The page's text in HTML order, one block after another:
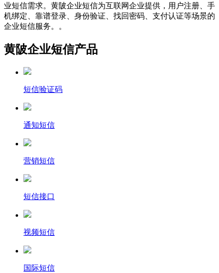
业短信需求。黄陂企业短信为互联网企业提供，用户注册、手
机绑定、靠谱登录、身份验证、找回密码、支付认证等场景的
企业短信服务。。
黄陂企业短信产品
短信验证码
通知短信
营销短信
短信接口
视频短信
国际短信